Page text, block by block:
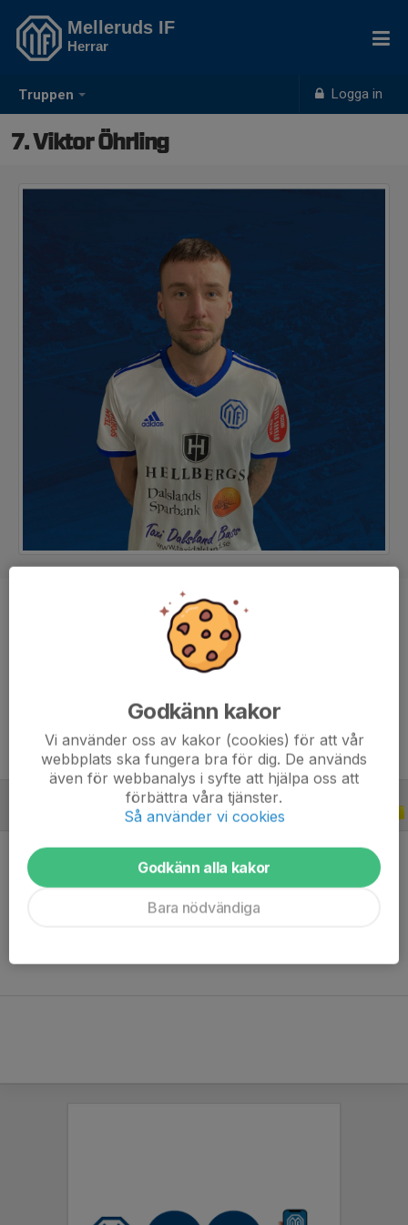
Truppen Logga in
Melleruds IF
Herrar
7. Viktor Öhrling
Mittfältare
32 år
IFK Uddevalla, Håfreströms IF,
2021
Ingen statistik finns för detta år
Godkänn kakor
Vi använder oss av kakor (cookies) för att vår
webbplats ska fungera bra för dig. De används
även för webbanalys i syfte att hjälpa oss att
förbättra våra tjänster.
Så använder vi cookies
Godkänn alla kakor
Bara nödvändiga